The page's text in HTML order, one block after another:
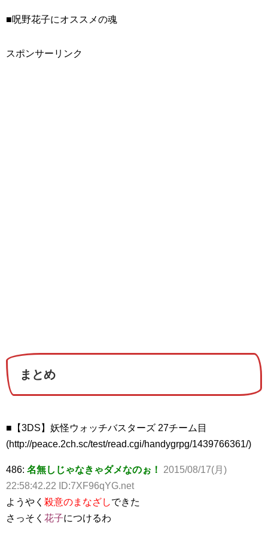
■呪野花子にオススメの魂
スポンサーリンク
まとめ
■【3DS】妖怪ウォッチバスターズ 27チーム目
(http://peace.2ch.sc/test/read.cgi/handygrpg/1439766361/)
486: 名無しじゃなきゃダメなのぉ！
2015/08/17(月)
22:58:42.22 ID:7XF96qYG.net
ようやく 殺意のまなざしできた
さっそく 花子につけるわ